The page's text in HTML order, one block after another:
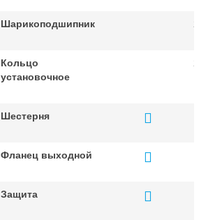
Шарикоподшипник 2
Кольцо
установочное
2
Шестерня
Фланец выходной
Защита